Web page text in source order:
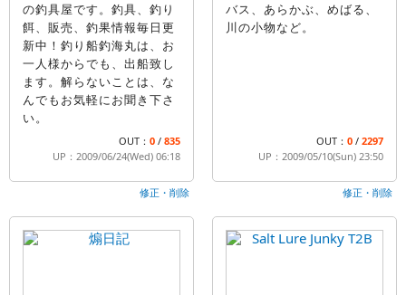
の釣具屋です。釣具、釣り
餌、販売、釣果情報毎日更
新中！釣り船釣海丸は、お
一人様からでも、出船致し
ます。解らないことは、な
んでもお気軽にお聞き下さ
い。
OUT： 0 / 835
UP：2009/06/24(Wed) 06:18
修正・削除
バス、あらかぶ、めばる、
川の小物など。
OUT： 0 / 2297
UP：2009/05/10(Sun) 23:50
修正・削除